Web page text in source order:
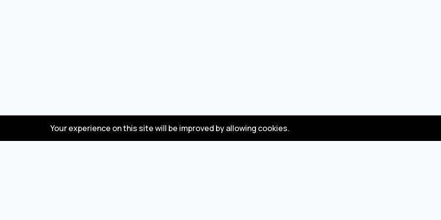
Your experience on this site will be improved by allowing cookies.